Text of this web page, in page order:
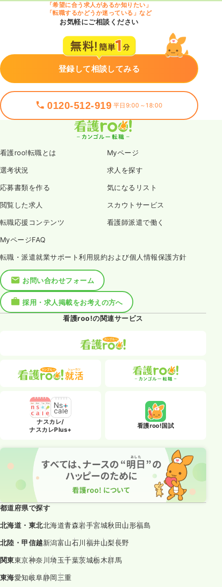
「希望に合う求人があるか知りたい」
「転職するかどうか迷っている」など
お気軽にご相談ください
登録して相談してみる
0120-512-919 平日9:00～18:00
看護roo!転職とは Myページ
選考状況 求人を探す
応募書類を作る 気になるリスト
閲覧した求人 スカウトサービス
転職応援コンテンツ 看護師派遣で働く
MyページFAQ
転職・派遣就業サポート利用規約および個人情報保護方針
お問い合わせフォーム
採用・求人掲載をお考えの方へ
看護roo!の関連サービス
ナスカレ/
ナスカレPlus+
看護roo!国試
都道府県で探す
北海道・東北北海道青森岩手宮城秋田山形福島
北陸・甲信越新潟富山石川福井山梨長野
関東東京神奈川埼玉千葉茨城栃木群馬
東海愛知岐阜静岡三重